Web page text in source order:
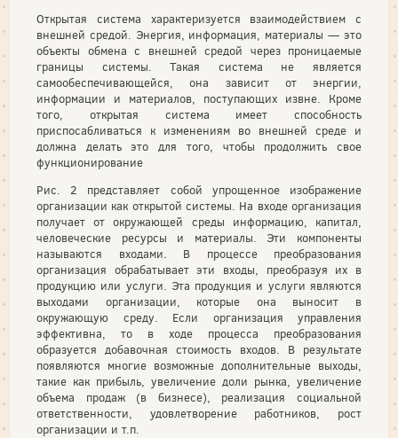
Открытая система характеризуется взаимодействием с
внешней средой. Энергия, информация, материалы — это
объекты обмена с внешней средой через проницаемые
границы системы. Такая система не является
самообеспечивающейся, она зависит от энергии,
информации и материалов, поступающих извне. Кроме
того, открытая система имеет способность
приспосабливаться к изменениям во внешней среде и
должна делать это для того, чтобы продолжить свое
функционирование
Рис. 2 представляет собой упрощенное изображение
организации как открытой системы. На входе организация
получает от окружающей среды информацию, капитал,
человеческие ресурсы и материалы. Эти компоненты
называются входами. В процессе преобразования
организация обрабатывает эти входы, преобразуя их в
продукцию или услуги. Эта продукция и услуги являются
выходами организации, которые она выносит в
окружающую среду. Если организация управления
эффективна, то в ходе процесса преобразования
образуется добавочная стоимость входов. В результате
появляются многие возможные дополнительные выходы,
такие как прибыль, увеличение доли рынка, увеличение
объема продаж (в бизнесе), реализация социальной
ответственности, удовлетворение работников, рост
организации и т.п.